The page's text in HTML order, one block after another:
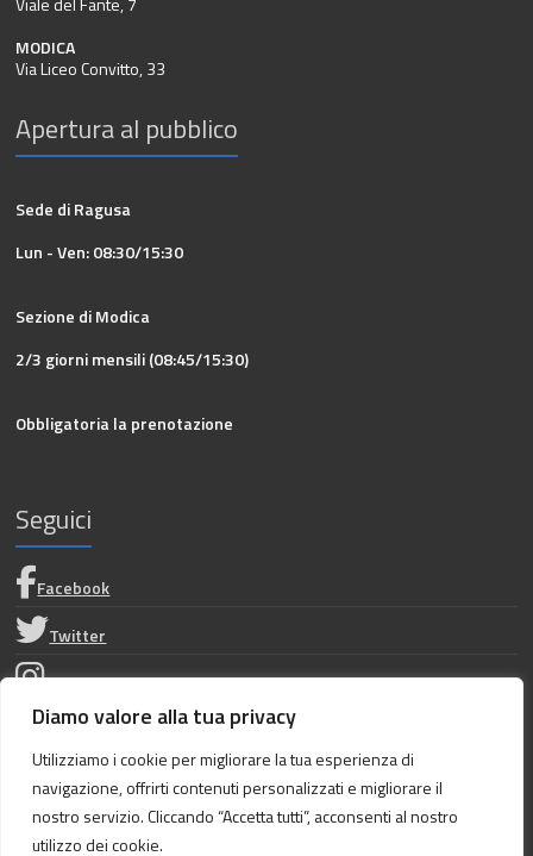
Diamo valore alla tua privacy
Utilizziamo i cookie per migliorare la tua esperienza di
navigazione, offrirti contenuti personalizzati e migliorare il
nostro servizio. Cliccando “Accetta tutti”, acconsenti al nostro
utilizzo dei cookie.
MODICA
Via Liceo Convitto, 33
Apertura al pubblico
Sede di Ragusa
Lun - Ven: 08:30/15:30
Sezione di Modica
2/3 giorni mensili (08:45/15:30)
Obbligatoria la prenotazione
Seguici
Facebook
Twitter
Instagram
Dichiarazione di accessibilità